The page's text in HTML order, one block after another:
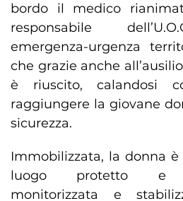
bordo il medico
responsabile
emergenza-urgenza
che grazie anche
è riuscito, calandosi
raggiungere la giovane
sicurezza.
Immobilizzata, la donna
luogo protetto e
monitorizzata e